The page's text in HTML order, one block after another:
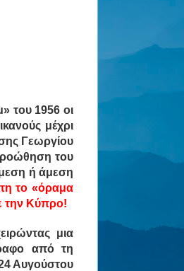
του 1956 οι
μέχρι
Γεωργίου
του
ή άμεση
το «όραμα
την Κύπρο!
μια
από τη
Αυγούστου